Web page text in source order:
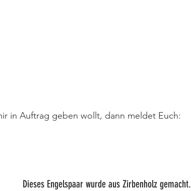
in Auftrag geben wollt, dann meldet Euch:
Dieses Engelspaar wurde aus Zirbenholz gemacht.